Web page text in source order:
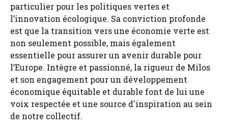
particulier pour les politiques vertes et
l’innovation écologique. Sa conviction profonde
est que la transition vers une économie verte est
non seulement possible, mais également
essentielle pour assurer un avenir durable pour
l’Europe. Intègre et passionné, la rigueur de Milos
et son engagement pour un développement
économique équitable et durable font de lui une
voix respectée et une source d'inspiration au sein
de notre collectif.